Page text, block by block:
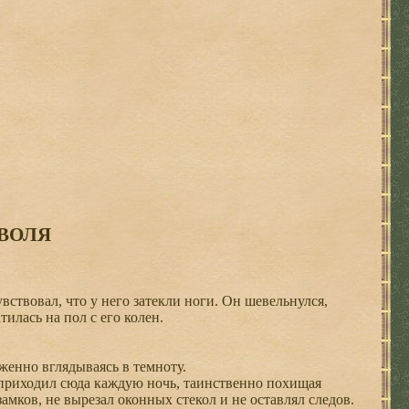
что у него затекли ноги. Он шевельнулся,
на пол с его колен.
вглядываясь в темноту.
сюда каждую ночь, таинственно похищая
не вырезал оконных стекол и не оставлял следов.